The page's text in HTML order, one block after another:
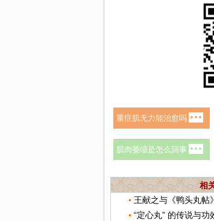
相
王献之与《鸭头丸帖》
“定心丸” 的传说与功